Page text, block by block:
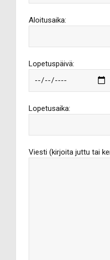
Aloitusaika:
Lopetuspäivä:
Lopetusaika:
Viesti (kirjoita juttu tai